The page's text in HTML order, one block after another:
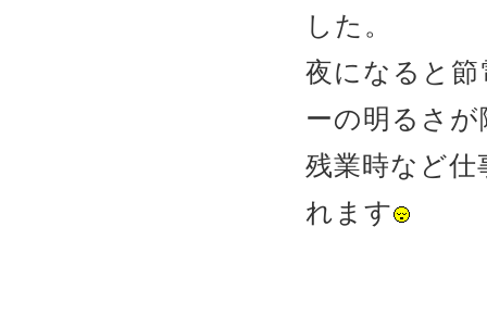
した。
夜になると
ーの明るさ
残業時など
れます